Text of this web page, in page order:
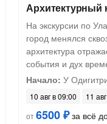
Архитектурный
На экскурсии по
город менялся
архитектура
события и дух
Начало: У
10 авг в 09:00
11
от6500 ₽за всё